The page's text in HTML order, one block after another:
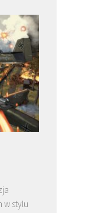
w stylu